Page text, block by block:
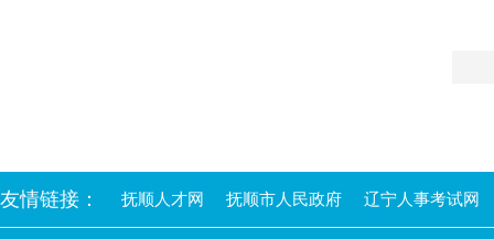
友情链接： 抚顺人才网 抚顺市人民政府 辽宁人事考试网